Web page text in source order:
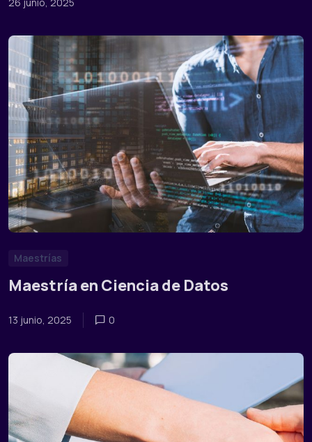
Maestrías
Maestría en Ciencia de Datos
13 junio, 2025 0